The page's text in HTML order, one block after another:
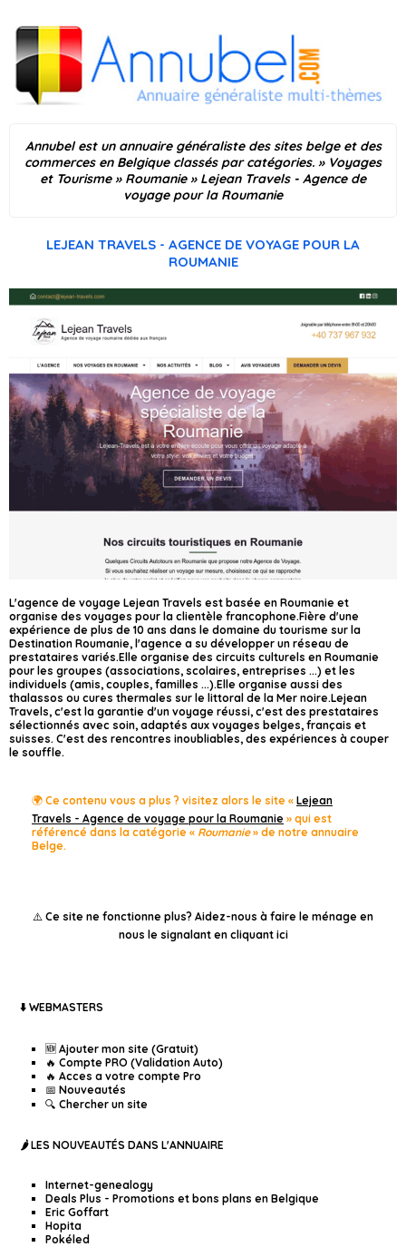
Annubel est un annuaire généraliste des sites belge et des
commerces en Belgique classés par catégories. » Voyages
et Tourisme » Roumanie » Lejean Travels - Agence de
voyage pour la Roumanie
LEJEAN TRAVELS - AGENCE DE VOYAGE POUR LA
ROUMANIE
L'agence de voyage Lejean Travels est basée en Roumanie et
organise des voyages pour la clientèle francophone.Fière d'une
expérience de plus de 10 ans dans le domaine du tourisme sur la
Destination Roumanie, l'agence a su développer un réseau de
prestataires variés.Elle organise des circuits culturels en Roumanie
pour les groupes (associations, scolaires, entreprises ...) et les
individuels (amis, couples, familles ...).Elle organise aussi des
thalassos ou cures thermales sur le littoral de la Mer noire.Lejean
Travels, c'est la garantie d'un voyage réussi, c'est des prestataires
sélectionnés avec soin, adaptés aux voyages belges, français et
suisses. C'est des rencontres inoubliables, des expériences à couper
le souffle.
🌍 Ce contenu vous a plus ? visitez alors le site « Lejean
Travels - Agence de voyage pour la Roumanie » qui est
référencé dans la catégorie « Roumanie» de notre annuaire
Belge.
⚠️ Ce site ne fonctionne plus? Aidez-nous à faire le ménage en
nous le signalant en cliquant ici
⬇️ WEBMASTERS
🆕 Ajouter mon site (Gratuit)
🔥 Compte PRO (Validation Auto)
🔥 Acces a votre compte Pro
📅 Nouveautés
🔍 Chercher un site
🌶️ LES NOUVEAUTÉS DANS L'ANNUAIRE
Internet-genealogy
Deals Plus - Promotions et bons plans en Belgique
Eric Goffart
Hopita
Pokéled